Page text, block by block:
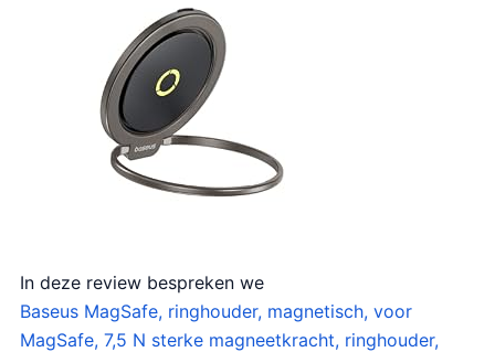
In deze review bespreken we
Baseus MagSafe, ringhouder, magnetisch, voor
MagSafe, 7,5 N sterke magneetkracht, ringhouder,